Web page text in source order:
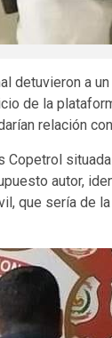
detuvieron a
de la
relación
autor,
que sería de